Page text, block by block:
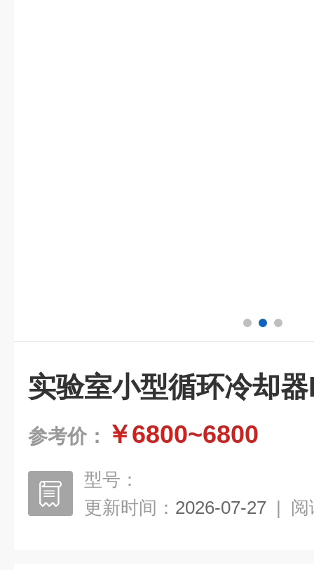
实验室小型循环冷却
参考价： ￥6800~6800
型号：
更新时间： 2026-07-27 | 阅